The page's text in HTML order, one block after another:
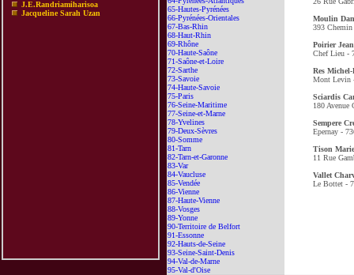
J.E.Randriamiharisoa
Jacqueline Sarah Uzan
65-Hautes-Pyrénées
66-Pyrénées-Orientales
67-Bas-Rhin
68-Haut-Rhin
69-Rhône
70-Haute-Saône
71-Saône-et-Loire
72-Sarthe
73-Savoie
74-Haute-Savoie
75-Paris
76-Seine-Maritime
77-Seine-et-Marne
78-Yvelines
79-Deux-Sèvres
80-Somme
81-Tarn
82-Tarn-et-Garonne
83-Var
84-Vaucluse
85-Vendée
86-Vienne
87-Haute-Vienne
88-Vosges
89-Yonne
90-Territoire de Belfort
91-Essonne
92-Hauts-de-Seine
93-Seine-Saint-Denis
94-Val-de-Marne
95-Val-d'Oise
Moulin
393
Poirier
Chef Lieu -
Res
Mont Levin
Sciardis
180
Sempere
Epernay -
Tison Marie
11 Rue
Vallet
Le Bottet -